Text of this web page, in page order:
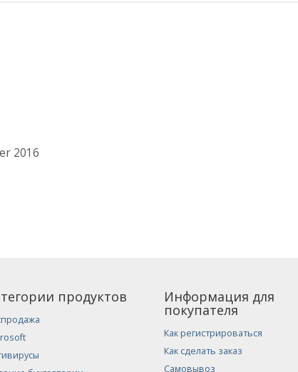
2016
продуктов Информация для
покупателя
Как регистрироваться
Как сделать заказ
Самовывоз